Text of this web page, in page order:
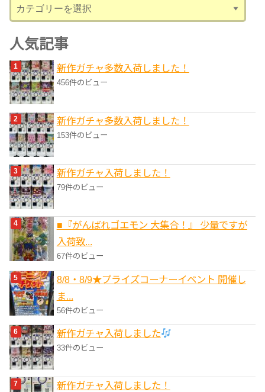
テ
ゴ
リ
ー
人気記事
新作ガチャ多数入荷しました！
456件のビュー
新作ガチャ多数入荷しました！
153件のビュー
新作ガチャ入荷しました！
79件のビュー
■『がんばれゴエモン 大集合！』 少量ですが
入荷致...
67件のビュー
8/8・8/9★プライズコーナーイベント 開催し
ま...
56件のビュー
新作ガチャ入荷しました
33件のビュー
新作ガチャ入荷しました！